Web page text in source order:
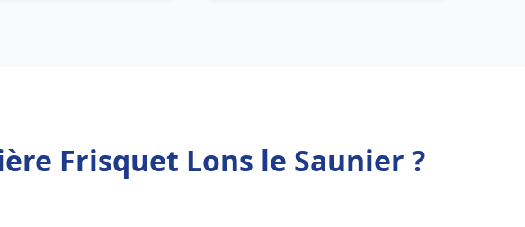
Frisquet Lons le Saunier ?